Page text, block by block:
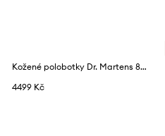
Kožené polobotky Dr. Martens 8363 Buzz
4499 Kč